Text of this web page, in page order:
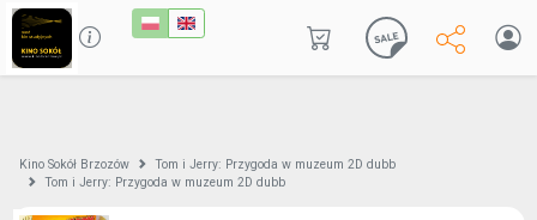
Kino Sokół Brzozów
Tom i Jerry: Przygoda w muzeum 2D dubb
Tom i Jerry: Przygoda w muzeum 2D dubb